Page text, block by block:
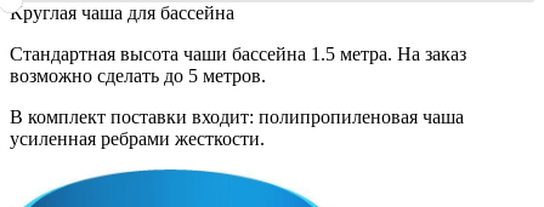
Круглая чаша для бассейна
Стандартная высота чаши бассейна 1.5 метра. На заказ
возможно сделать до 5 метров.
В комплект поставки входит: полипропиленовая чаша
усиленная ребрами жесткости.